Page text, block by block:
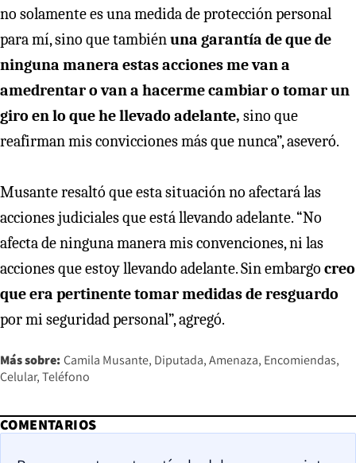
no solamente es una medida de protección personal
para mí, sino que también una garantía de que de
ninguna manera estas acciones me van a
amedrentar o van a hacerme cambiar o tomar un
giro en lo que he llevado adelante, sino que
reafirman mis convicciones más que nunca”, aseveró.
Musante resaltó que esta situación no afectará las
acciones judiciales que está llevando adelante. “No
afecta de ninguna manera mis convenciones, ni las
acciones que estoy llevando adelante. Sin embargo creo
que era pertinente tomar medidas de resguardo
por mi seguridad personal”, agregó.
Más sobre: Camila Musante Diputada Amenaza Encomiendas
Celular Teléfono
COMENTARIOS